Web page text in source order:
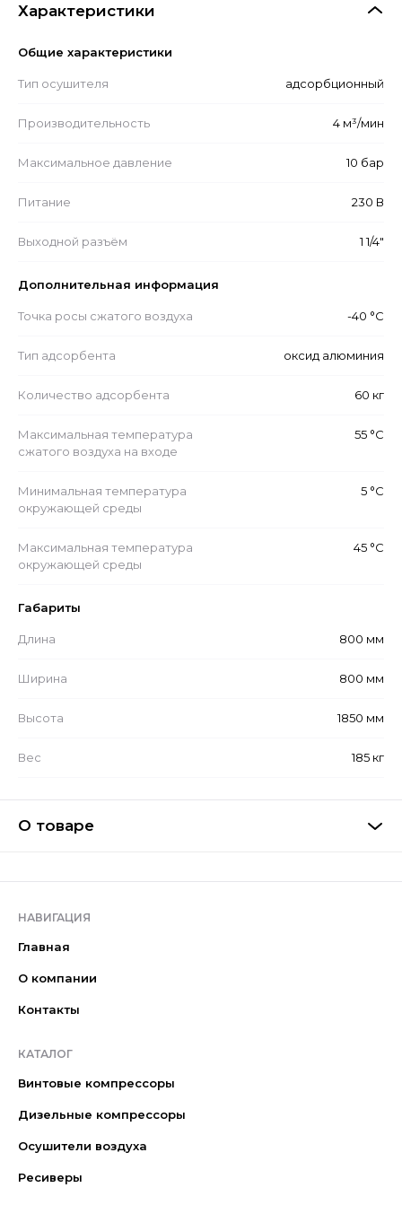
Характеристики
Общие характеристики
Тип осушителя адсорбционный
Производительность 4 м³/мин
Максимальное давление 10 бар
Питание 230 В
Выходной разъём 1 1/4"
Дополнительная информация
Точка росы сжатого воздуха -40 °С
Тип адсорбента оксид алюминия
Количество адсорбента 60 кг
Максимальная температура
сжатого воздуха на входе
55 °С
Минимальная температура
окружающей среды
5 °С
Максимальная температура
окружающей среды
45 °С
Габариты
Длина 800 мм
Ширина 800 мм
Высота 1850 мм
Вес 185 кг
О товаре
НАВИГАЦИЯ
Главная
О компании
Контакты
КАТАЛОГ
Винтовые компрессоры
Дизельные компрессоры
Осушители воздуха
Ресиверы